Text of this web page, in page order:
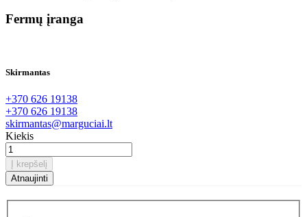
Fermų įranga
Skirmantas
+370 626 19138
+370 626 19138
skirmantas@marguciai.lt
Kiekis
Į krepšelį